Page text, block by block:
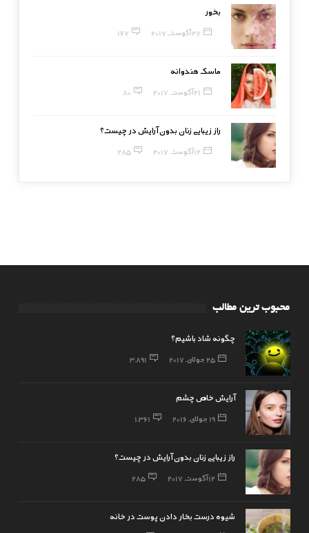
بخور
27 آگوست, 2017 167
ماسک هندوانه
21 آگوست, 2017 80
راز زیبایی زنان بدون آرایش در چیست؟
12 آگوست, 2017 285
محبوب ترین مطالب
چگونه شاد باشیم؟
25 جولای, 2017 3,891
آرایش خاص چشم
19 جولای, 2016 1,361
راز زیبایی زنان بدون آرایش در چیست؟
12 آگوست, 2017 285
شیوه درست بخار دادن پوست در خانه